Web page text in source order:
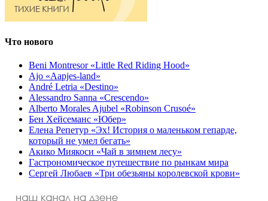
Что нового
Beni Montresor «Little Red Riding Hood»
Ajo «Aapjes-land»
André Letria «Destino»
Alessandro Sanna «Crescendo»
Alberto Morales Ajubel «Robinson Crusoé»
Бен Хейсеманс «Юбер»
Елена Репетур «Эх! История о маленьком гепарде,
который не умел бегать»
Акико Миякоси «Чай в зимнем лесу»
Гастрономическое путешествие по рынкам мира
Сергей Любаев «Три обезьяны королевской крови»